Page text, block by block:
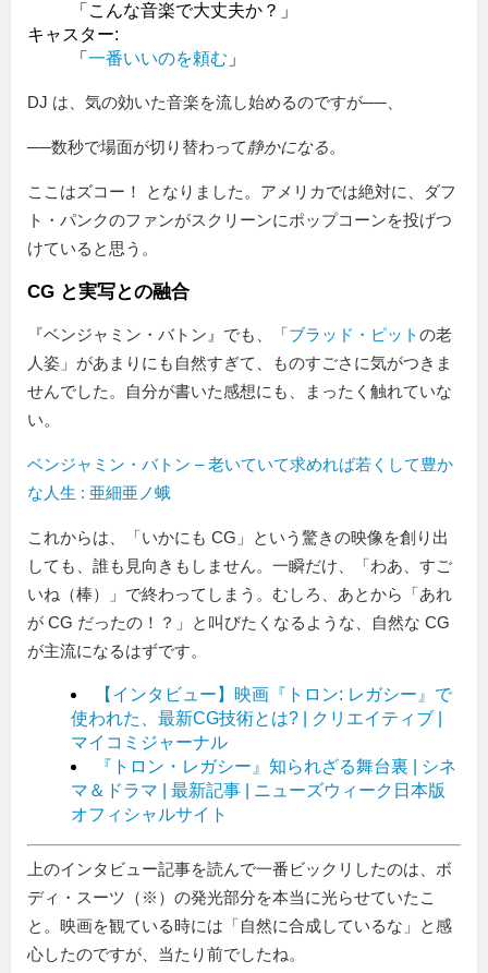
「こんな音楽で大丈夫か？」
キャスター:
「 一番いいのを頼む 」
DJ は、気の効いた音楽を流し始めるのですが──、
──数秒で場面が切り替わって静かになる。
ここはズコー！ となりました。アメリカでは絶対に、ダフ
ト・パンクのファンがスクリーンにポップコーンを投げつ
けていると思う。
CG と実写との融合
『ベンジャミン・バトン』でも、「ブラッド・ピットの老
人姿」があまりにも自然すぎて、ものすごさに気がつきま
せんでした。自分が書いた感想にも、まったく触れていな
い。
ベンジャミン・バトン – 老いていて求めれば若くして豊か
な人生 : 亜細亜ノ蛾
これからは、「いかにも CG」という驚きの映像を創り出
しても、誰も見向きもしません。一瞬だけ、「わあ、すご
いね（棒）」で終わってしまう。むしろ、あとから「あれ
が CG だったの！？」と叫びたくなるような、自然な CG
が主流になるはずです。
【インタビュー】映画『トロン: レガシー』で
使われた、最新CG技術とは? | クリエイティブ |
マイコミジャーナル
『トロン・レガシー』知られざる舞台裏 | シネ
マ＆ドラマ | 最新記事 | ニューズウィーク日本版
オフィシャルサイト
上のインタビュー記事を読んで一番ビックリしたのは、ボ
ディ・スーツ（※）の発光部分を本当に光らせていたこ
と。映画を観ている時には「自然に合成しているな」と感
心したのですが、当たり前でしたね。